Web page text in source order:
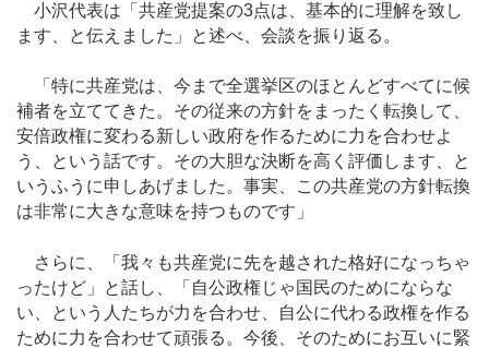
小沢代表は「共産党提案の3点は、基本的に理解を致し
ます、と伝えました」と述べ、会談を振り返る。
「特に共産党は、今まで全選挙区のほとんどすべてに候
補者を立ててきた。その従来の方針をまったく転換して、
安倍政権に変わる新しい政府を作るために力を合わせよ
う、という話です。その大胆な決断を高く評価します、と
いうふうに申しあげました。事実、この共産党の方針転換
は非常に大きな意味を持つものです」
さらに、「我々も共産党に先を越された格好になっちゃ
ったけど」と話し、「自公政権じゃ国民のためにならな
い、という人たちが力を合わせ、自公に代わる政権を作る
ために力を合わせて頑張る。今後、そのためにお互いに緊